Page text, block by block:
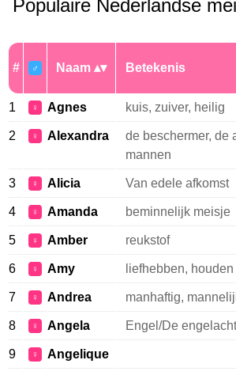
Populaire Nederlandse
# ♂ Naam Betekenis
1 ♀ Agnes kuis, zuiver, heilig
2 ♀ Alexandra
de beschermer, de
mannen
3 ♀ Alicia Van edele afkomst
4 ♀ Amanda beminnelijk meisje
5 ♀ Amber reukstof
6 ♀ Amy liefhebben, houden
7 ♀ Andrea manhaftig,
8 ♀ Angela Engel/De
9 ♀ Angelique